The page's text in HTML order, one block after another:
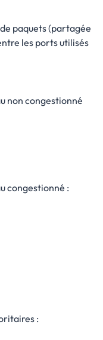
paquets (partagée
les ports utilisés
non congestionné
congestionné :
: